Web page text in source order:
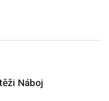
Náboj